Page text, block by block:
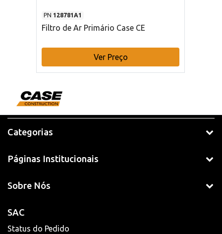
PN 128781A1
Filtro de Ar Primário Case CE
Ver Preço
Categorias
Páginas Institucionais
Sobre Nós
SAC
Status do Pedido